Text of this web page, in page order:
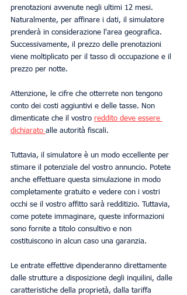
prenotazioni avvenute negli ultimi 12 mesi.
Naturalmente, per affinare i dati, il simulatore
prenderà in considerazione l'area geografica.
Successivamente, il prezzo delle prenotazioni
viene moltiplicato per il tasso di occupazione e il
prezzo per notte.
Attenzione, le cifre che otterrete non tengono
conto dei costi aggiuntivi e delle tasse. Non
dimenticate che il vostro reddito deve essere
dichiarato alle autorità fiscali.
Tuttavia, il simulatore è un modo eccellente per
stimare il potenziale del vostro annuncio. Potete
anche effettuare questa simulazione in modo
completamente gratuito e vedere con i vostri
occhi se il vostro affitto sarà redditizio. Tuttavia,
come potete immaginare, queste informazioni
sono fornite a titolo consultivo e non
costituiscono in alcun caso una garanzia.
Le entrate effettive dipenderanno direttamente
dalle strutture a disposizione degli inquilini, dalle
caratteristiche della proprietà, dalla tariffa